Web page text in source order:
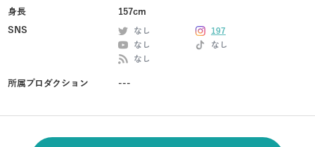
身長
157cm
SNS
なし
197
なし
なし
なし
所属プロダクション ---